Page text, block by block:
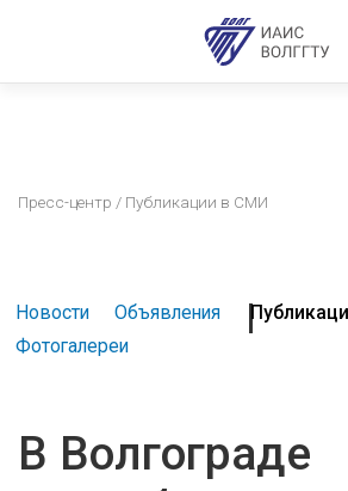
Пресс-центр / Публикации в СМИ
Новости Объявления
Фотогалереи
В Волгограде